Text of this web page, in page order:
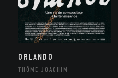
ORLANDO
THÔME JOACHIM